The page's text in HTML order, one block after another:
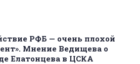
РФБ — очень плохой
Мнение Ведищева о
Елатонцева в ЦСКА